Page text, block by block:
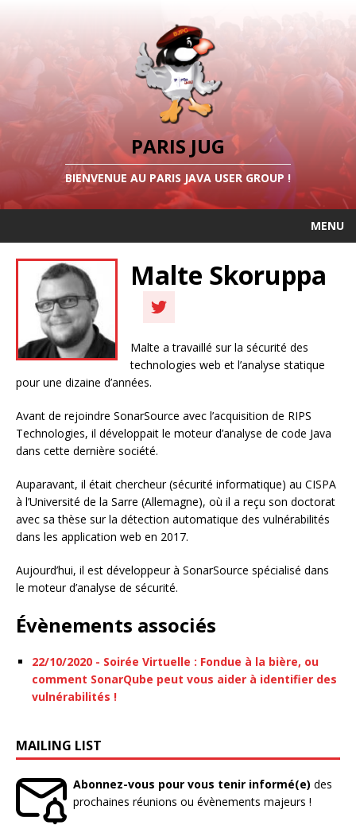
PARIS JUG
BIENVENUE AU PARIS JAVA USER GROUP !
MENU
Malte Skoruppa
Malte a travaillé sur la sécurité des
technologies web et l’analyse statique
pour une dizaine d’années.
Avant de rejoindre SonarSource avec l’acquisition de RIPS
Technologies, il développait le moteur d’analyse de code Java
dans cette dernière société.
Auparavant, il était chercheur (sécurité informatique) au CISPA
à l’Université de la Sarre (Allemagne), où il a reçu son doctorat
avec sa thèse sur la détection automatique des vulnérabilités
dans les application web en 2017.
Aujourd’hui, il est développeur à SonarSource spécialisé dans
le moteur d’analyse de sécurité.
Évènements associés
22/10/2020 - Soirée Virtuelle : Fondue à la bière, ou
comment SonarQube peut vous aider à identifier des
vulnérabilités !
MAILING LIST
Abonnez-vous pour vous tenir informé(e) des
prochaines réunions ou évènements majeurs !